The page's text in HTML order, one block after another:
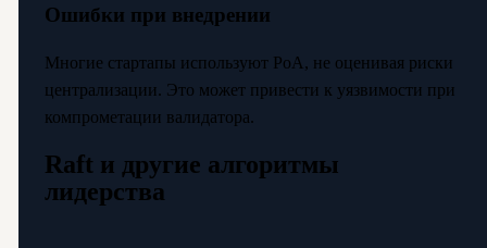
Ошибки при внедрении
Многие стартапы используют PoA, не оценивая риски
централизации. Это может привести к уязвимости при
компрометации валидатора.
Raft и другие алгоритмы
лидерства